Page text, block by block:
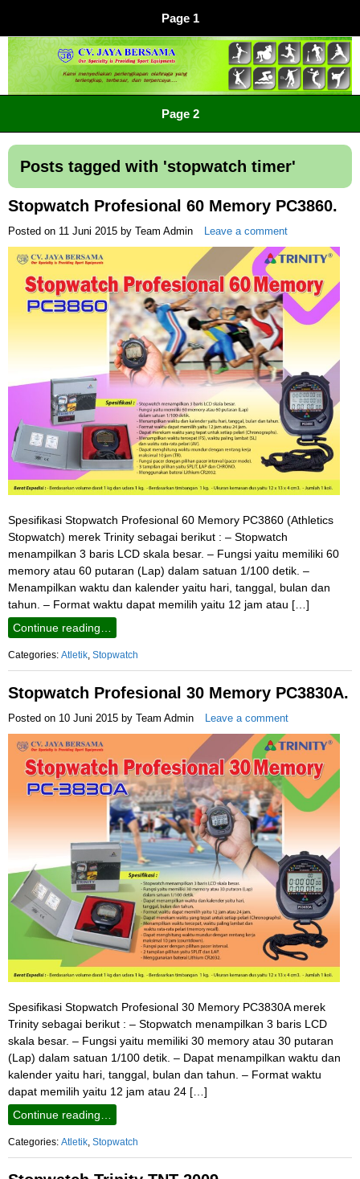
Page 1
CV JAYA BERSAMA Co Id
Menyediakan Semua Perlengkapan Olahraga Yang
Page 2
Posts tagged with 'stopwatch timer'
Stopwatch Profesional 60 Memory PC3860.
Posted on 11 Juni 2015 by Team Admin Leave a comment
Spesifikasi Stopwatch Profesional 60 Memory PC3860 (Athletics
Stopwatch) merek Trinity sebagai berikut : – Stopwatch
menampilkan 3 baris LCD skala besar. – Fungsi yaitu memiliki 60
memory atau 60 putaran (Lap) dalam satuan 1/100 detik. –
Menampilkan waktu dan kalender yaitu hari, tanggal, bulan dan
tahun. – Format waktu dapat memilih yaitu 12 jam atau […]
Continue reading…
Categories: Atletik Stopwatch
Stopwatch Profesional 30 Memory PC3830A.
Posted on 10 Juni 2015 by Team Admin Leave a comment
Spesifikasi Stopwatch Profesional 30 Memory PC3830A merek
Trinity sebagai berikut : – Stopwatch menampilkan 3 baris LCD
skala besar. – Fungsi yaitu memiliki 30 memory atau 30 putaran
(Lap) dalam satuan 1/100 detik. – Dapat menampilkan waktu dan
kalender yaitu hari, tanggal, bulan dan tahun. – Format waktu
dapat memilih yaitu 12 jam atau 24 […]
Continue reading…
Categories: Atletik Stopwatch